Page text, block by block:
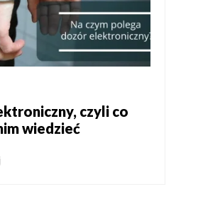
czyli co
wiedzieć